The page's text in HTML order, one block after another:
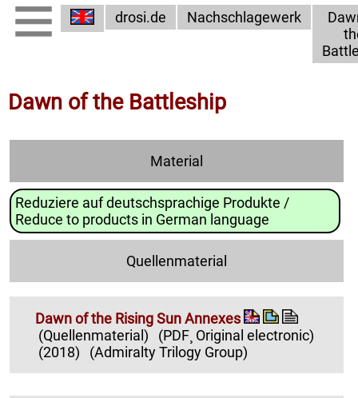
drosi.de Nachschlagewerk
Dawn of the Battleship
Material
Reduziere auf deutschsprachige Produkte /
Reduce to products in German language
Quellenmaterial
Dawn of the Rising Sun Annexes
(Quellenmaterial)
(PDF¸ Original electronic)
(2018)
(Admiralty Trilogy Group)